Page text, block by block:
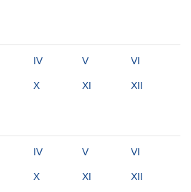
IV V VI
X XI XII
IV V VI
X XI XII